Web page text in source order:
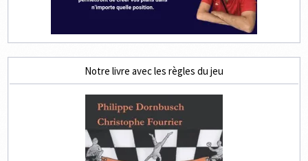
Notre livre avec les règles du jeu